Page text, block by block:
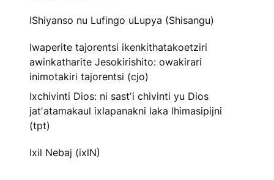
IShiyanso nu Lufingo uLupya (Shisangu)
Iwaperite tajorentsi ikenkithatakoetziri
awinkatharite Jesokirishito: owakirari
inimotakiri tajorentsi (cjo)
Ixchivinti Dios: ni sastʼi chivinti yu Dios
jatʼatamakaul ixlapanakni laka lhimasipijni
(tpt)
Ixil Nebaj (ixlN)